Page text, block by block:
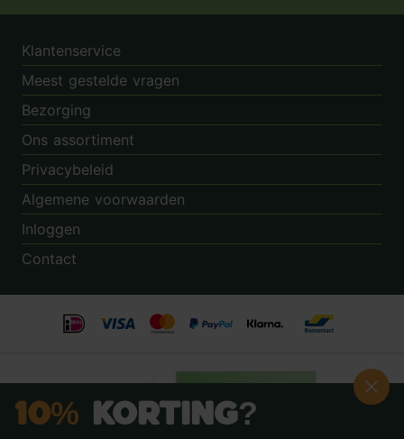
Tuincentrum.nl op Facebook
Tuincentrum.nl op Instagram
Tuincentrum.nl op Twitter
Tuincentrum.nl op
Klantenservice
Meest gestelde vragen
Bezorging
Ons assortiment
Privacybeleid
Algemene voorwaarden
Inloggen
Contact
10% Korting?